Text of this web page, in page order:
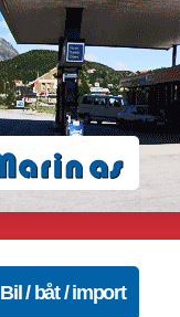
Bil / båt / import